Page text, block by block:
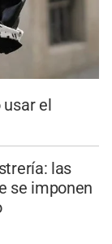
usar el
las
se imponen